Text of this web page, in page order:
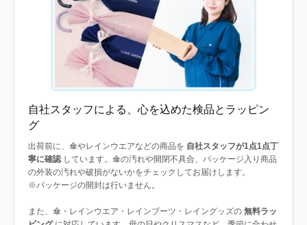
自社スタッフによる、心を込めた検品とラッピン
グ
出荷前に、傘やレインウエアなどの商品を 自社スタッフが1点1点丁
寧に確認しています。傘の汚れや開閉不具合、パッケージ入り商品
の外装の汚れや破損がないかをチェックしてお届けします。
※パッケージの開封は行いません。
また、傘・レインウエア・レインブーツ・レイングッズの 無料ラッ